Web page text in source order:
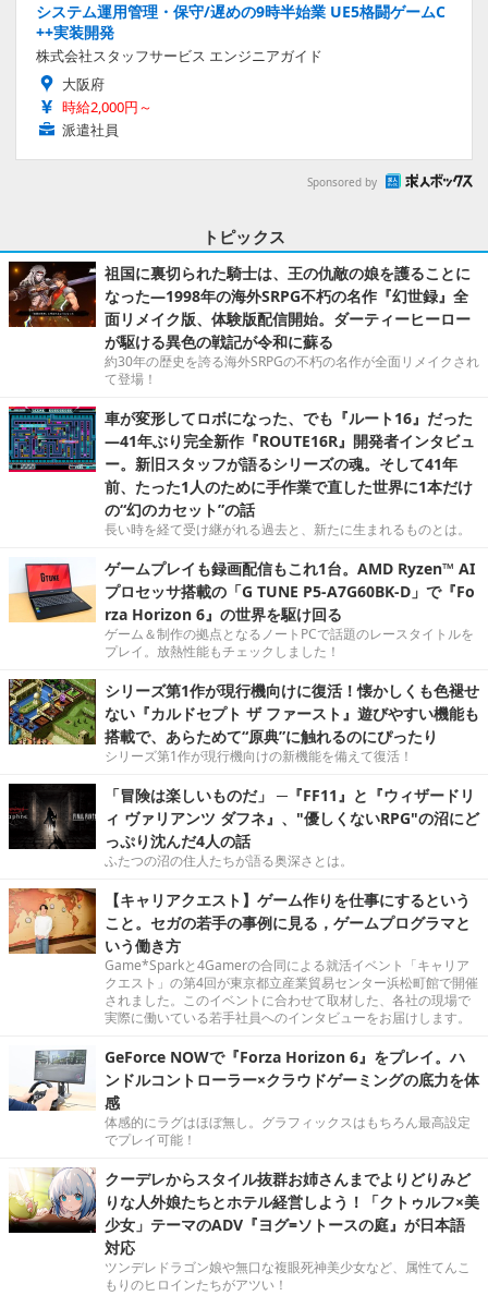
システム運用管理・保守/遅めの9時半始業 UE5格闘ゲームC
++実装開発
株式会社スタッフサービス エンジニアガイド
大阪府
時給2,000円～
派遣社員
Sponsored by
トピックス
祖国に裏切られた騎士は、王の仇敵の娘を護ることに
なった―1998年の海外SRPG不朽の名作『幻世録』全
面リメイク版、体験版配信開始。ダーティーヒーロー
が駆ける異色の戦記が令和に蘇る
約30年の歴史を誇る海外SRPGの不朽の名作が全面リメイクされ
て登場！
車が変形してロボになった、でも『ルート16』だった
―41年ぶり完全新作『ROUTE16R』開発者インタビュ
ー。新旧スタッフが語るシリーズの魂。そして41年
前、たった1人のために手作業で直した世界に1本だけ
の“幻のカセット”の話
長い時を経て受け継がれる過去と、新たに生まれるものとは。
ゲームプレイも録画配信もこれ1台。AMD Ryzen™ AI
プロセッサ搭載の「G TUNE P5-A7G60BK-D」で『Fo
rza Horizon 6』の世界を駆け回る
ゲーム＆制作の拠点となるノートPCで話題のレースタイトルを
プレイ。放熱性能もチェックしました！
シリーズ第1作が現行機向けに復活！懐かしくも色褪せ
ない『カルドセプト ザ ファースト』遊びやすい機能も
搭載で、あらためて“原典”に触れるのにぴったり
シリーズ第1作が現行機向けの新機能を備えて復活！
「冒険は楽しいものだ」 ─『FF11』と『ウィザードリ
ィ ヴァリアンツ ダフネ』、"優しくないRPG"の沼にど
っぷり沈んだ4人の話
ふたつの沼の住人たちが語る奥深さとは。
【キャリアクエスト】ゲーム作りを仕事にするという
こと。セガの若手の事例に見る，ゲームプログラマと
いう働き方
Game*Sparkと4Gamerの合同による就活イベント「キャリア
クエスト」の第4回が東京都立産業貿易センター浜松町館で開催
されました。このイベントに合わせて取材した、各社の現場で
実際に働いている若手社員へのインタビューをお届けします。
GeForce NOWで『Forza Horizon 6』をプレイ。ハ
ンドルコントローラー×クラウドゲーミングの底力を体
感
体感的にラグはほぼ無し。グラフィックスはもちろん最高設定
でプレイ可能！
クーデレからスタイル抜群お姉さんまでよりどりみど
りな人外娘たちとホテル経営しよう！「クトゥルフ×美
少女」テーマのADV『ヨグ=ソトースの庭』が日本語
対応
ツンデレドラゴン娘や無口な複眼死神美少女など、属性てんこ
もりのヒロインたちがアツい！